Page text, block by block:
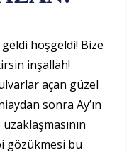
hoşgeldi! Bize
inşallah!
açan güzel
sonra Ay’ın
gözükmesi bu